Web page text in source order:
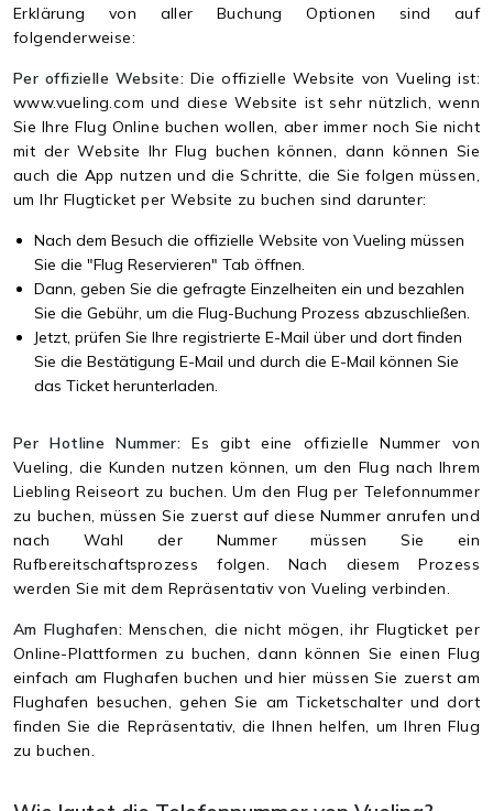
Erklärung von aller Buchung Optionen sind auf
folgenderweise:
Per offizielle Website:Die offizielle Website von Vueling ist:
www.vueling.com und diese Website ist sehr nützlich, wenn
Sie Ihre Flug Online buchen wollen, aber immer noch Sie nicht
mit der Website Ihr Flug buchen können, dann können Sie
auch die App nutzen und die Schritte, die Sie folgen müssen,
um Ihr Flugticket per Website zu buchen sind darunter:
Nach dem Besuch die offizielle Website von Vueling müssen
Sie die "Flug Reservieren" Tab öffnen.
Dann, geben Sie die gefragte Einzelheiten ein und bezahlen
Sie die Gebühr, um die Flug-Buchung Prozess abzuschließen.
Jetzt, prüfen Sie Ihre registrierte E-Mail über und dort finden
Sie die Bestätigung E-Mail und durch die E-Mail können Sie
das Ticket herunterladen.
Per Hotline Nummer:Es gibt eine offizielle Nummer von
Vueling, die Kunden nutzen können, um den Flug nach Ihrem
Liebling Reiseort zu buchen. Um den Flug per Telefonnummer
zu buchen, müssen Sie zuerst auf diese Nummer anrufen und
nach Wahl der Nummer müssen Sie ein
Rufbereitschaftsprozess folgen. Nach diesem Prozess
werden Sie mit dem Repräsentativ von Vueling verbinden.
Am Flughafen: Menschen, die nicht mögen, ihr Flugticket per
Online-Plattformen zu buchen, dann können Sie einen Flug
einfach am Flughafen buchen und hier müssen Sie zuerst am
Flughafen besuchen, gehen Sie am Ticketschalter und dort
finden Sie die Repräsentativ, die Ihnen helfen, um Ihren Flug
zu buchen.